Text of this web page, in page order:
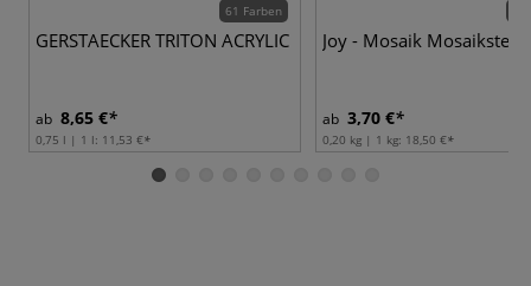
61 Farben
GERSTAECKER TRITON ACRYLIC
ab 8,65 €
0,75 l | 1 l: 11,53 €
Joy - Mosaik
ab 3,70 €
0,20 kg | 1 kg: 18,50 €